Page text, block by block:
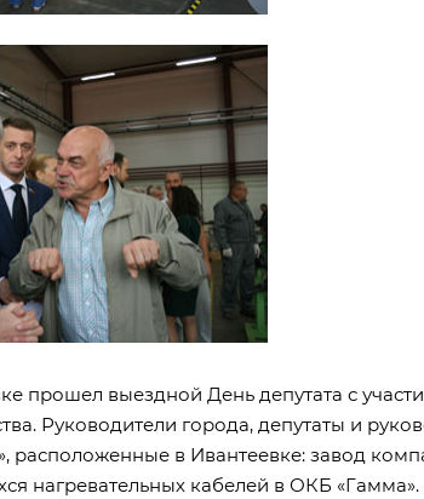
прошел выездной День депутата с
Руководители города, депутаты и
расположенные в Ивантеевке: завод
нагревательных кабелей в ОКБ